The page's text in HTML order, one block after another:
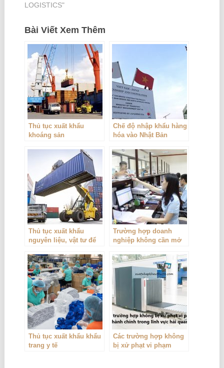
LOGISTICS"
Bài Viết Xem Thêm
Thủ tục xuất khẩu
khoáng sản
Chế độ nhập khẩu hàng
hóa vào Nhật Bản
Thủ tục xuất khẩu
nguyên liệu, vật tư để
khẩu sản phẩm gia
công
Trường hợp doanh
nghiệp không cần mở
Thủ tục xuất khẩu khẩu
trang y tế
Các trường hợp không
bị xử phạt vi phạm